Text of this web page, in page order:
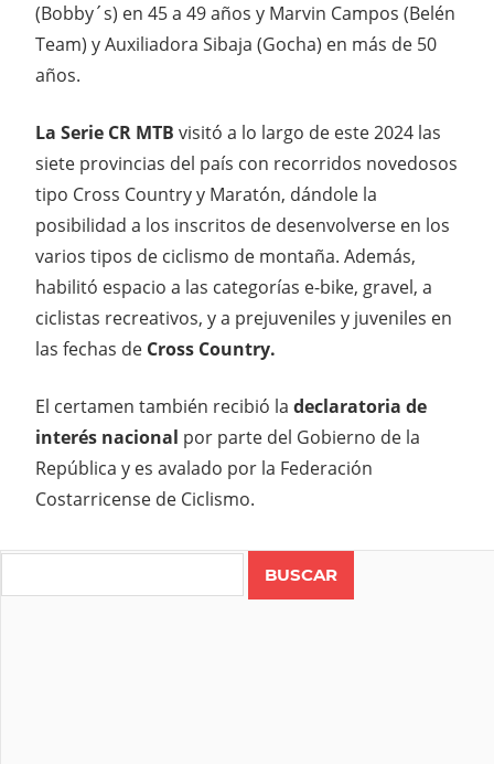
(Bobby´s) en 45 a 49 años y Marvin Campos (Belén
Team) y Auxiliadora Sibaja (Gocha) en más de 50
años.
La Serie CR MTB visitó a lo largo de este 2024 las
siete provincias del país con recorridos novedosos
tipo Cross Country y Maratón, dándole la
posibilidad a los inscritos de desenvolverse en los
varios tipos de ciclismo de montaña. Además,
habilitó espacio a las categorías e-bike, gravel, a
ciclistas recreativos, y a prejuveniles y juveniles en
las fechas de Cross Country.
El certamen también recibió la declaratoria de
interés nacional por parte del Gobierno de la
República y es avalado por la Federación
Costarricense de Ciclismo.